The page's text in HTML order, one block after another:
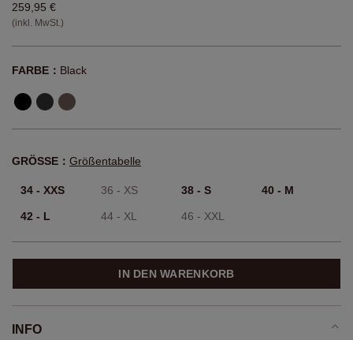
259,95 €
(inkl. MwSt.)
FARBE： Black
GRÖSSE： Größentabelle
34 - XXS 36 - XS 38 - S 40 - M
42 - L 44 - XL 46 - XXL
IN DEN WARENKORB
INFO